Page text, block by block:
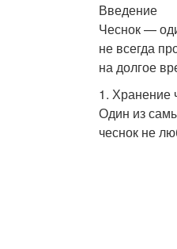
Введение
Чеснок —
не всегда
на долгое
1. Хранение
Один из
чеснок не